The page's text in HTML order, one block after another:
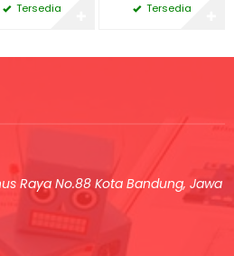
Tersedia Tersedia
Raya No.88 Kota Bandung, Jawa